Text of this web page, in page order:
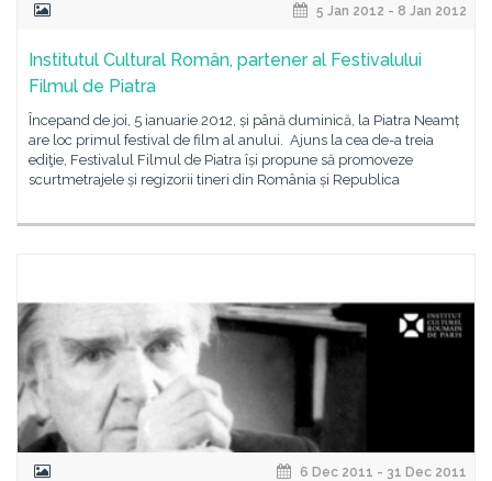
5 Jan 2012 - 8 Jan 2012
Institutul Cultural Român, partener al Festivalului
Filmul de Piatra
Începand de joi, 5 ianuarie 2012, și până duminică, la Piatra Neamț
are loc primul festival de film al anului. Ajuns la cea de-a treia
ediţie, Festivalul Filmul de Piatra își propune să promoveze
scurtmetrajele și regizorii tineri din România și Republica
6 Dec 2011 - 31 Dec 2011